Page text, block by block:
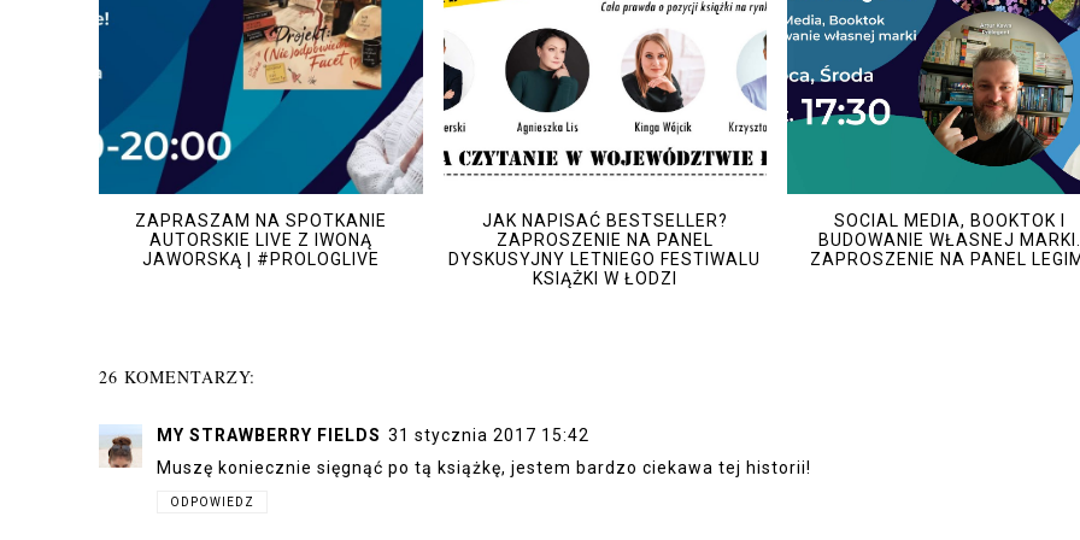
ZAPRASZAM NA SPOTKANIE
AUTORSKIE LIVE Z IWONĄ
JAWORSKĄ | #PROLOGLIVE
JAK NAPISAĆ BESTSELLER?
ZAPROSZENIE NA PANEL
DYSKUSYJNY LETNIEGO FESTIWALU
KSIĄŻKI W ŁODZI
SOCIAL MEDIA, BOOKTOK I
BUDOWANIE WŁASNEJ MARKI.
ZAPROSZENIE NA PANEL
26 KOMENTARZY:
MY STRAWBERRY FIELDS 31 stycznia 2017 15:42
Muszę koniecznie sięgnąć po tą książkę, jestem bardzo ciekawa tej historii!
ODPOWIEDZ